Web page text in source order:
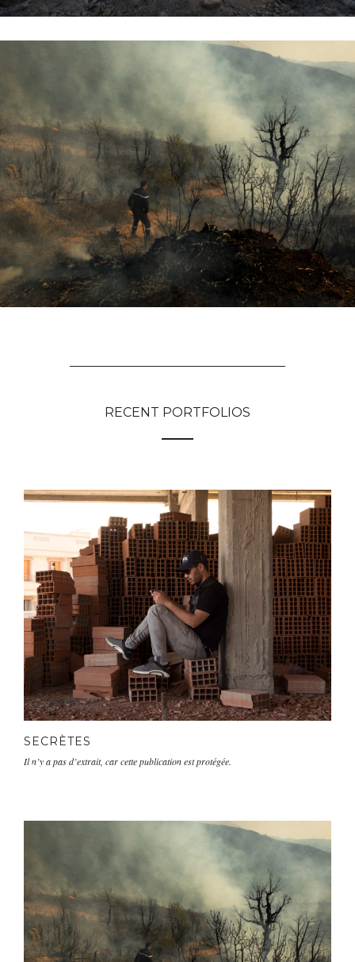
RECENT PORTFOLIOS
SECRÈTES
Il n’y a pas d’extrait, car cette publication est protégée.